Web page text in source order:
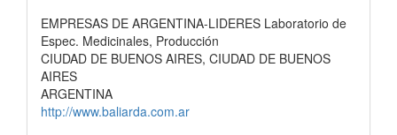
EMPRESAS DE ARGENTINA-LIDERES Laboratorio de
Espec. Medicinales, Producción
CIUDAD DE BUENOS AIRES, CIUDAD DE BUENOS
AIRES
ARGENTINA
http://www.baliarda.com.ar